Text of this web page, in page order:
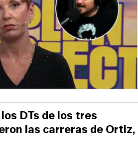
DTs de los tres
las carreras de Ortiz,